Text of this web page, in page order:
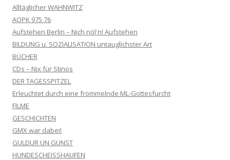
Alltäglicher WAHNWITZ
AOPK 975 76
Aufstehen Berlin – Nich nöl'n! Aufstehen
BILDUNG u. SOZIALISATION untauglichster Art
BÜCHER
CDs – Nix für Stinos
DER TAGESSPITZEL
Erleuchtet durch eine frömmelnde ML-Gottesfurcht
FILME
GESCHICHTEN
GMX war dabei!
GULDUR UN GUNST
HUNDESCHEISSHAUFEN